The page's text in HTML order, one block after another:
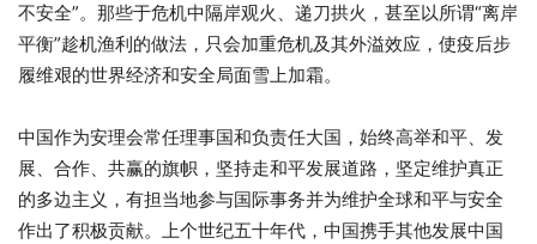
不安全”。那些于危机中隔岸观火、递刀拱火，甚至以所谓“离岸
平衡”趁机渔利的做法，只会加重危机及其外溢效应，使疫后步
履维艰的世界经济和安全局面雪上加霜。
中国作为安理会常任理事国和负责任大国，始终高举和平、发
展、合作、共赢的旗帜，坚持走和平发展道路，坚定维护真正
的多边主义，有担当地参与国际事务并为维护全球和平与安全
作出了积极贡献。上个世纪五十年代，中国携手其他发展中国